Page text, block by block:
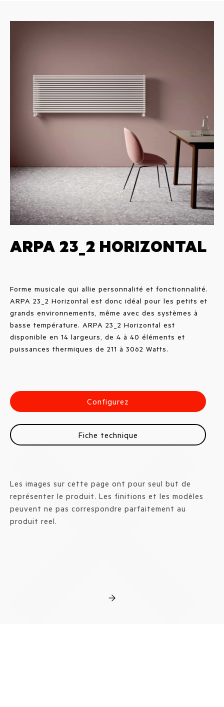
ARPA 23_2 HORIZONTAL
Forme musicale qui allie personnalité et fonctionnalité.
ARPA 23_2 Horizontal est donc idéal pour les petits et
grands environnements, même avec des systèmes à
basse température. ARPA 23_2 Horizontal est
disponible en 14 largeurs, de 4 à 40 éléments et
puissances thermiques de 211 à 3062 Watts.
Configurez
Fiche technique
Les images sur cette page ont pour seul but de
représenter le produit. Les finitions et les modèles
peuvent ne pas correspondre parfaitement au
produit reel.